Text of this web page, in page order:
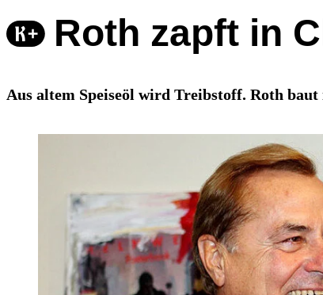
Roth zapft in
Aus altem Speiseöl wird Treibstoff. Roth